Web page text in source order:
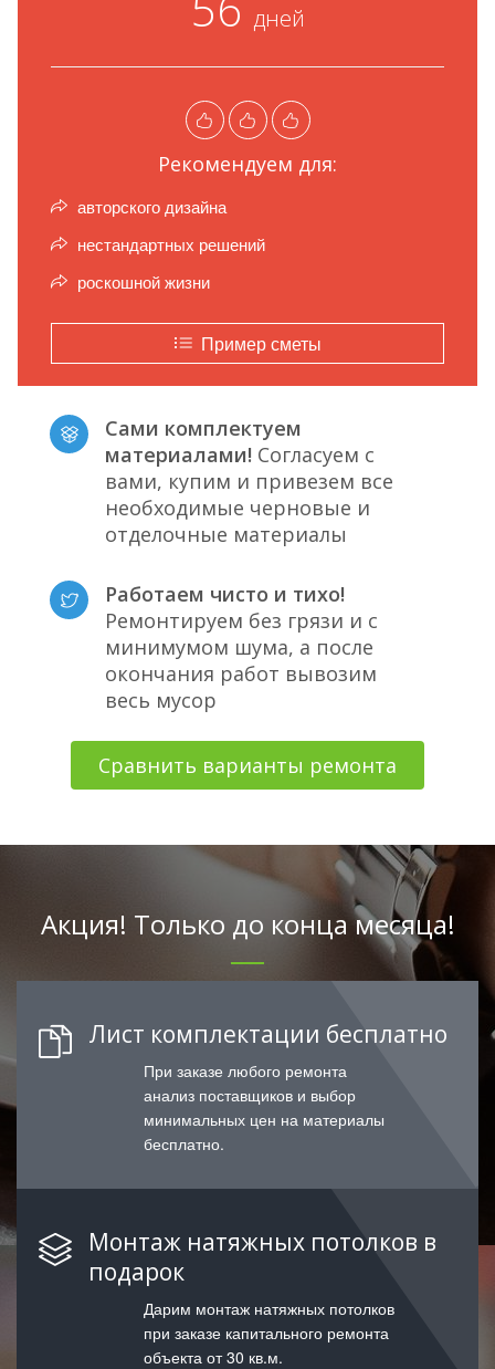
дней
Рекомендуем для:
авторского дизайна
нестандартных решений
роскошной жизни
Пример сметы
Сами комплектуем
материалами! Согласуем с
вами, купим и привезем все
необходимые черновые и
отделочные материалы
Работаем чисто и тихо!
Ремонтируем без грязи и с
минимумом шума, а после
окончания работ вывозим
весь мусор
Сравнить варианты ремонта
Акция! Только до конца месяца!
Лист комплектации бесплатно
При заказе любого ремонта
анализ поставщиков и выбор
минимальных цен на материалы
бесплатно.
Монтаж натяжных потолков в
подарок
Дарим монтаж натяжных потолков
при заказе капитального ремонта
объекта от 30 кв.м.